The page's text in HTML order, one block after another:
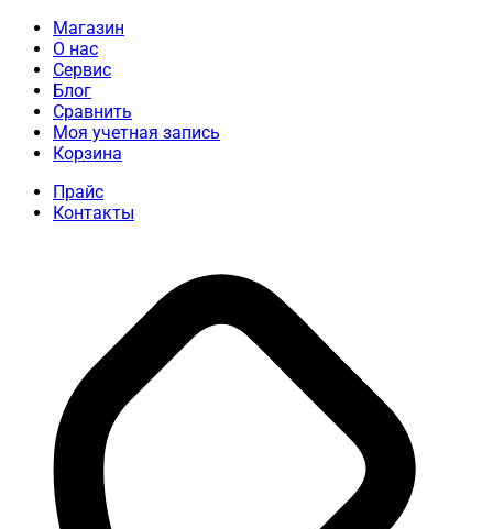
Магазин
О нас
Сервис
Блог
Сравнить
Моя учетная запись
Корзина
Прайс
Контакты